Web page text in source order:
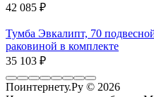
42 085 ₽
Тумба Эвкалипт, 70
раковиной в комплекте
35 103 ₽
Поинтернету.Ру © 2026